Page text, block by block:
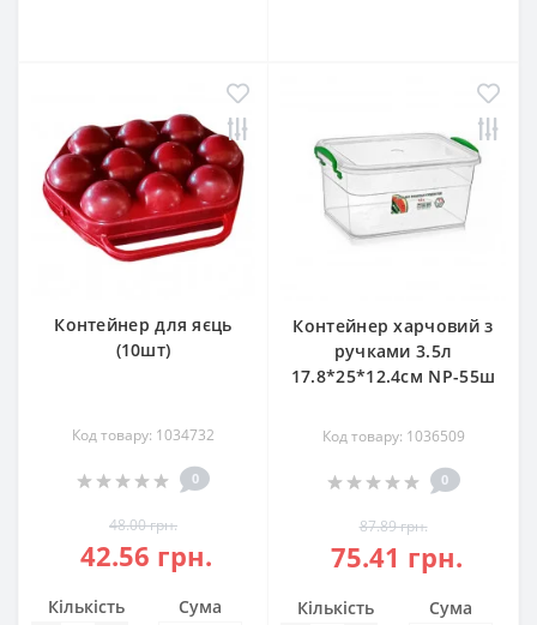
Контейнер для яєць
(10шт)
Код товару: 1034732
0
48.00 грн.
42.56 грн.
Кількість Сума
Контейнер харчовий з
ручками 3.5л
17.8*25*12.4см NP-55ш
Код товару: 1036509
0
87.89 грн.
75.41 грн.
Кількість Сума